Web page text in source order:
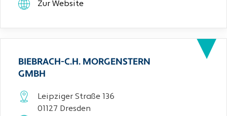
Zur Website
BIEBRACH-C.H. MORGENSTERN
GMBH
Leipziger Straße 136
01127 Dresden